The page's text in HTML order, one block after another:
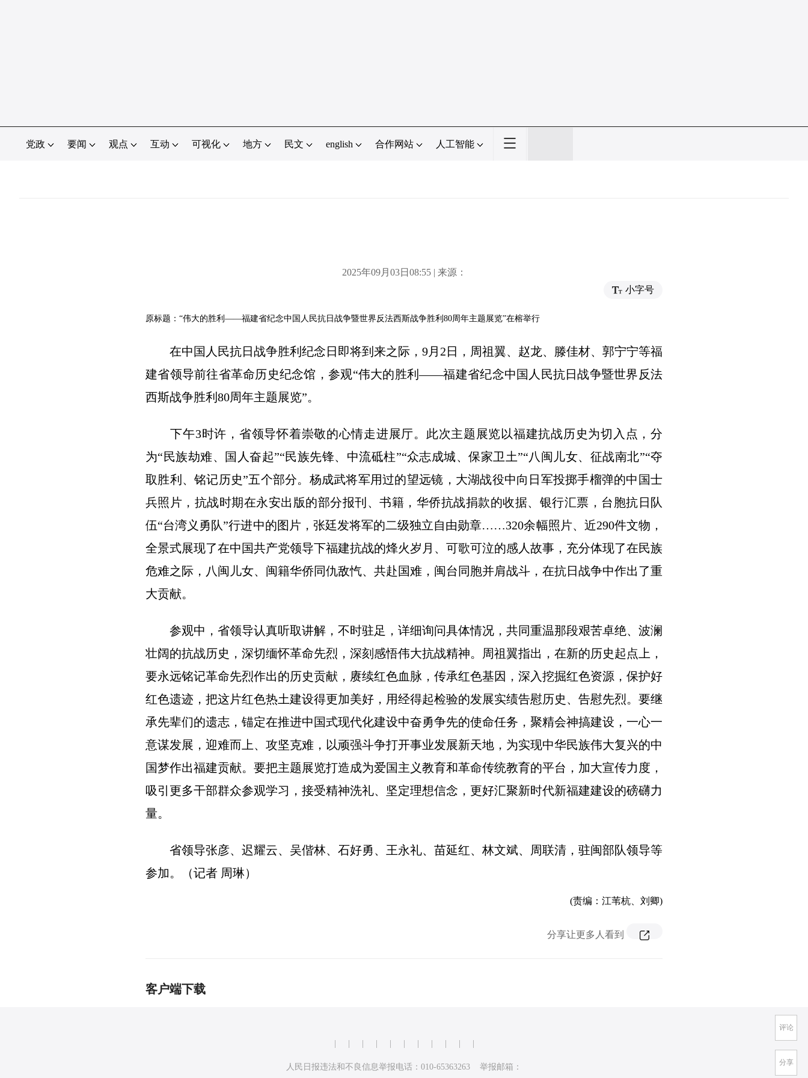
党政 要闻 观点 互动 可视化 地方 民文 english 合作网站 人工智能
2025年09月03日08:55 | 来源：
小字号
原标题：“伟大的胜利——福建省纪念中国人民抗日战争暨世界反法西斯战争胜利80周年主题展览”在榕举行
在中国人民抗日战争胜利纪念日即将到来之际，9月2日，周祖翼、赵龙、滕佳材、郭宁宁等福
建省领导前往省革命历史纪念馆，参观“伟大的胜利——福建省纪念中国人民抗日战争暨世界反法
西斯战争胜利80周年主题展览”。
下午3时许，省领导怀着崇敬的心情走进展厅。此次主题展览以福建抗战历史为切入点，分
为“民族劫难、国人奋起”“民族先锋、中流砥柱”“众志成城、保家卫土”“八闽儿女、征战南北”“夺
取胜利、铭记历史”五个部分。杨成武将军用过的望远镜，大湖战役中向日军投掷手榴弹的中国士
兵照片，抗战时期在永安出版的部分报刊、书籍，华侨抗战捐款的收据、银行汇票，台胞抗日队
伍“台湾义勇队”行进中的图片，张廷发将军的二级独立自由勋章……320余幅照片、近290件文物，
全景式展现了在中国共产党领导下福建抗战的烽火岁月、可歌可泣的感人故事，充分体现了在民族
危难之际，八闽儿女、闽籍华侨同仇敌忾、共赴国难，闽台同胞并肩战斗，在抗日战争中作出了重
大贡献。
参观中，省领导认真听取讲解，不时驻足，详细询问具体情况，共同重温那段艰苦卓绝、波澜
壮阔的抗战历史，深切缅怀革命先烈，深刻感悟伟大抗战精神。周祖翼指出，在新的历史起点上，
要永远铭记革命先烈作出的历史贡献，赓续红色血脉，传承红色基因，深入挖掘红色资源，保护好
红色遗迹，把这片红色热土建设得更加美好，用经得起检验的发展实绩告慰历史、告慰先烈。要继
承先辈们的遗志，锚定在推进中国式现代化建设中奋勇争先的使命任务，聚精会神搞建设，一心一
意谋发展，迎难而上、攻坚克难，以顽强斗争打开事业发展新天地，为实现中华民族伟大复兴的中
国梦作出福建贡献。要把主题展览打造成为爱国主义教育和革命传统教育的平台，加大宣传力度，
吸引更多干部群众参观学习，接受精神洗礼、坚定理想信念，更好汇聚新时代新福建建设的磅礴力
量。
省领导张彦、迟耀云、吴偕林、石好勇、王永礼、苗延红、林文斌、周联清，驻闽部队领导等
参加。（记者 周琳）
(责编：江苇杭、刘卿)
分享让更多人看到
客户端下载
人民日报违法和不良信息举报电话：010-65363263 举报邮箱：
评论
分享